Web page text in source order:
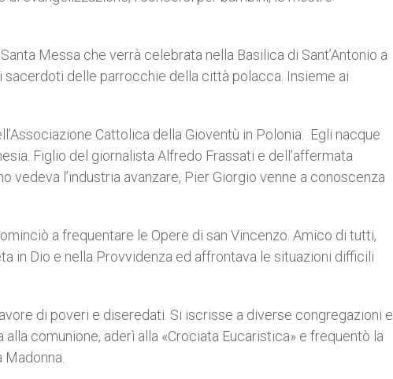
Messa che verrà celebrata nella Basilica di Sant’Antonio a
delle parrocchie della città polacca. Insieme ai
Cattolica della Gioventù in Polonia. Egli nacque
Figlio del giornalista Alfredo Frassati e dell’affermata
vedeva l’industria avanzare, Pier Giorgio venne a conoscenza
a frequentare le Opere di san Vincenzo. Amico di tutti,
in Dio e nella Provvidenza ed affrontava le situazioni difficili
di poveri e diseredati. Si iscrisse a diverse congregazioni e
comunione, aderì alla «Crociata Eucaristica» e frequentò la